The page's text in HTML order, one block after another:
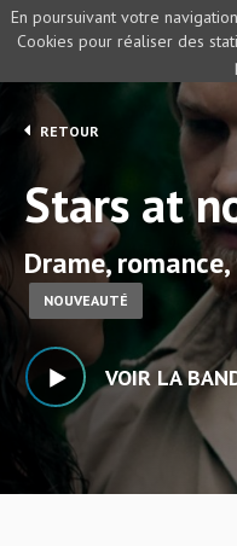
RETOUR
Stars at
Drame,
NOUVEAUTÉ
VOIR LA
En poursuivant votre
Cookies pour réaliser des